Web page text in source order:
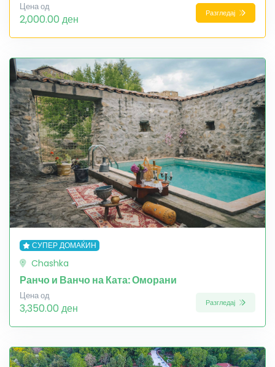
Цена од
2,000.00 ден Разгледај
СУПЕР ДОМАЌИН
Chashka
Ранчо и Ванчо на Ката: Оморани
Цена од
3,350.00 ден Разгледај